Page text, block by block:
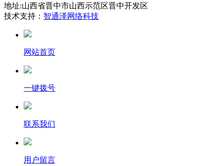
地址:山西省晋中市山西示范区晋中开发区
技术支持： 智通泽网络科技
网站首页
一键拨号
联系我们
用户留言